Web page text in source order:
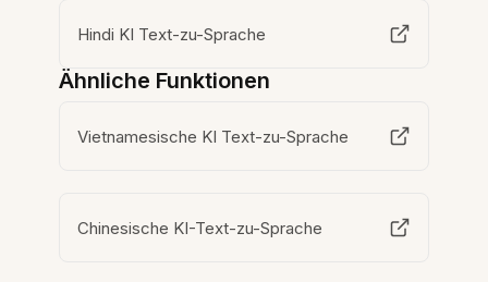
Hindi KI Text-zu-Sprache
Ähnliche Funktionen
Vietnamesische KI Text-zu-Sprache
Chinesische KI-Text-zu-Sprache